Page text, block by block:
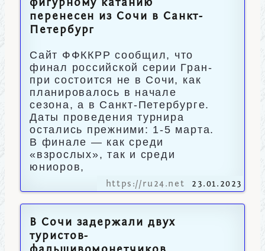
фигурному катанию
перенесен из Сочи в Санкт-
Петербург
Сайт ФФККРР сообщил, что
финал российской серии Гран-
при состоится не в Сочи, как
планировалось в начале
сезона, а в Санкт-Петербурге.
Даты проведения турнира
остались прежними: 1-5 марта.
В финале — как среди
«взрослых», так и среди
юниоров,
https://ru24.net 23.01.2023
В Сочи задержали двух
туристов-